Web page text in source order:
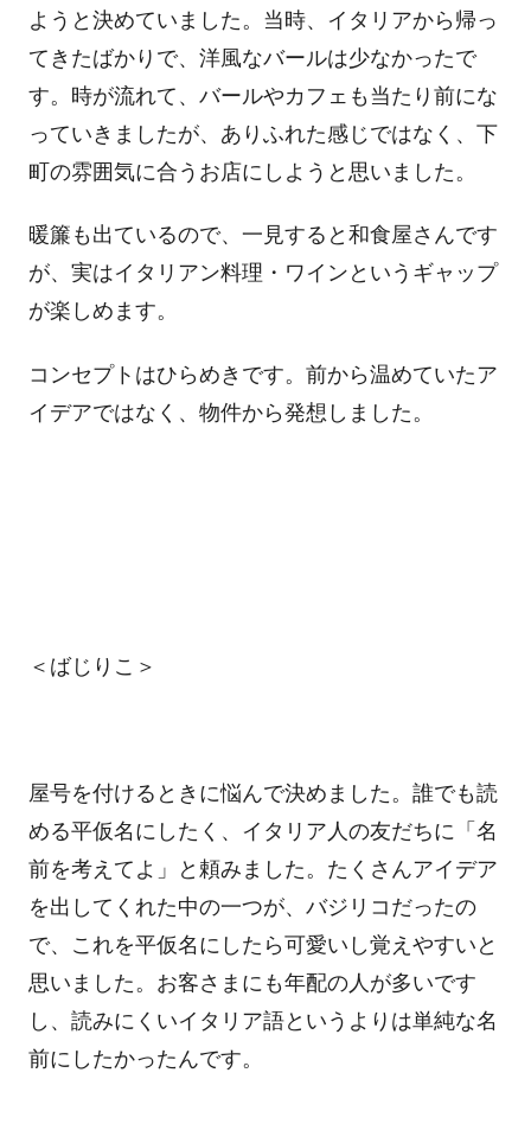
ようと決めていました。当時、イタリアから帰っ
てきたばかりで、洋風なバールは少なかったで
す。時が流れて、バールやカフェも当たり前にな
っていきましたが、ありふれた感じではなく、下
町の雰囲気に合うお店にしようと思いました。
暖簾も出ているので、一見すると和食屋さんです
が、実はイタリアン料理・ワインというギャップ
が楽しめます。
コンセプトはひらめきです。前から温めていたア
イデアではなく、物件から発想しました。
＜ばじりこ＞
屋号を付けるときに悩んで決めました。誰でも読
める平仮名にしたく、イタリア人の友だちに「名
前を考えてよ」と頼みました。たくさんアイデア
を出してくれた中の一つが、バジリコだったの
で、これを平仮名にしたら可愛いし覚えやすいと
思いました。お客さまにも年配の人が多いです
し、読みにくいイタリア語というよりは単純な名
前にしたかったんです。